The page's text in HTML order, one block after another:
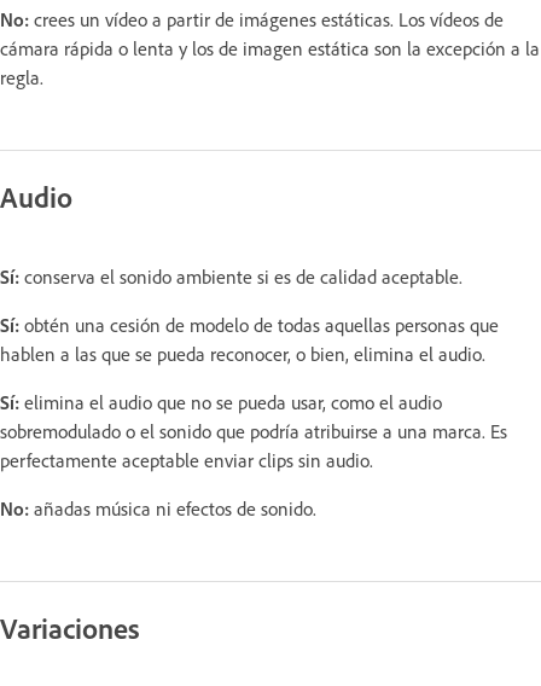
No: crees un vídeo a partir de imágenes estáticas. Los vídeos de
cámara rápida o lenta y los de imagen estática son la excepción a la
regla.
Audio
Sí: conserva el sonido ambiente si es de calidad aceptable.
Sí: obtén una cesión de modelo de todas aquellas personas que
hablen a las que se pueda reconocer, o bien, elimina el audio.
Sí: elimina el audio que no se pueda usar, como el audio
sobremodulado o el sonido que podría atribuirse a una marca. Es
perfectamente aceptable enviar clips sin audio.
No: añadas música ni efectos de sonido.
Variaciones